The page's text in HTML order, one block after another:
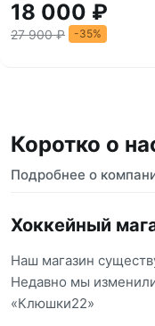
18 000 ₽
27 900 ₽ -35%
Коротко о
Подробнее о
Хоккейный
Наш магазин
Недавно мы
«Клюшки22»